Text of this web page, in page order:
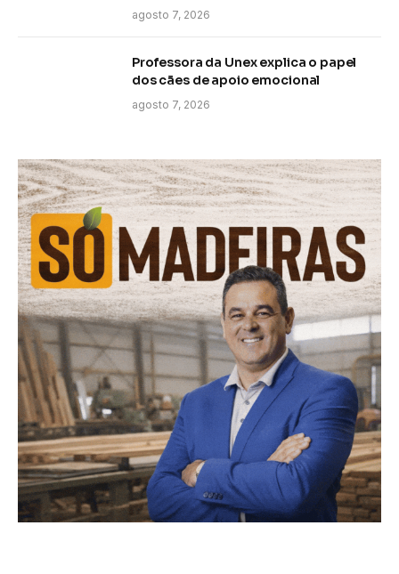
agosto 7, 2026
Professora da Unex explica o papel
dos cães de apoio emocional
agosto 7, 2026